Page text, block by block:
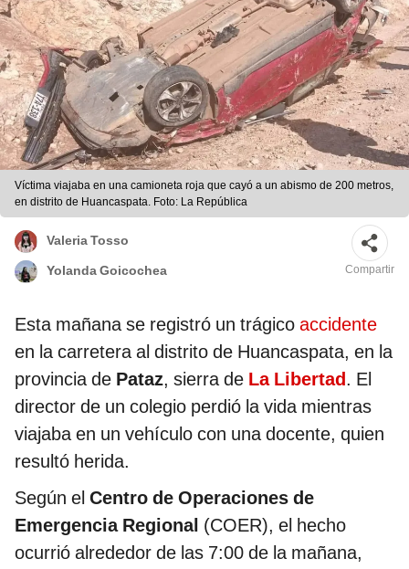
Víctima viajaba en una camioneta roja que cayó a un abismo de 200 metros,
en distrito de Huancaspata. Foto: La República
Valeria Tosso
Yolanda Goicochea Compartir
Esta mañana se registró un trágico accidente
en la carretera al distrito de Huancaspata, en la
provincia de Pataz, sierra de La Libertad. El
director de un colegio perdió la vida mientras
viajaba en un vehículo con una docente, quien
resultó herida.
Según el Centro de Operaciones de
Emergencia Regional (COER), el hecho
ocurrió alrededor de las 7:00 de la mañana,